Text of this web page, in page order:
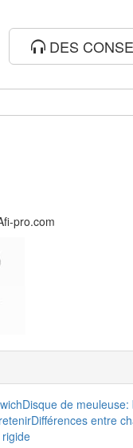
DES
pro.com
Disque de
Différences entre